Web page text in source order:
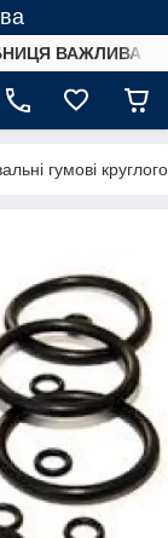
ВАЖЛИВА /
гумові